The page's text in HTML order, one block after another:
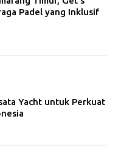
Padel yang Inklusif
Yacht untuk Perkuat